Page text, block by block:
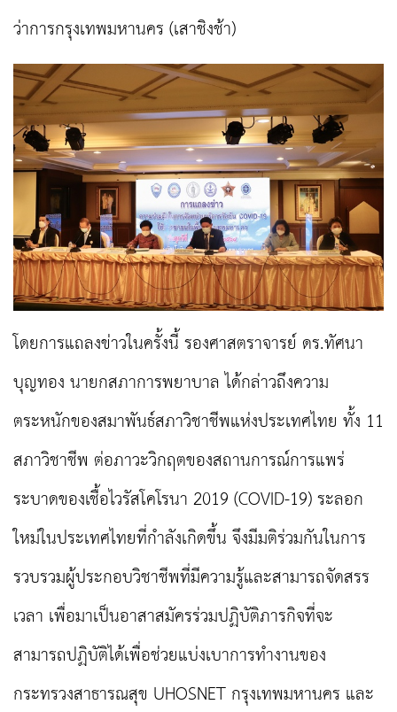
ว่าการกรุงเทพมหานคร (เสาชิงช้า)
โดยการแถลงข่าวในครั้งนี้ รองศาสตราจารย์ ดร.ทัศนา
บุญทอง นายกสภาการพยาบาล ได้กล่าวถึงความ
ตระหนักของสมาพันธ์สภาวิชาชีพแห่งประเทศไทย ทั้ง 11
สภาวิชาชีพ ต่อภาวะวิกฤตของสถานการณ์การแพร่
ระบาดของเชื้อไวรัสโคโรนา 2019 (COVID-19) ระลอก
ใหม่ในประเทศไทยที่กำลังเกิดขึ้น จึงมีมติร่วมกันในการ
รวบรวมผู้ประกอบวิชาชีพที่มีความรู้และสามารถจัดสรร
เวลา เพื่อมาเป็นอาสาสมัครร่วมปฏิบัติภารกิจที่จะ
สามารถปฏิบัติได้เพื่อช่วยแบ่งเบาการทำงานของ
กระทรวงสาธารณสุข UHOSNET กรุงเทพมหานคร และ